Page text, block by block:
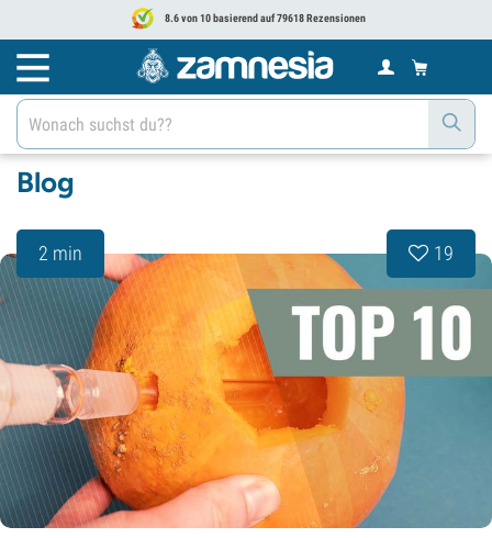
8.6 von 10 basierend auf 79618 Rezensionen
Blog
2 min 19